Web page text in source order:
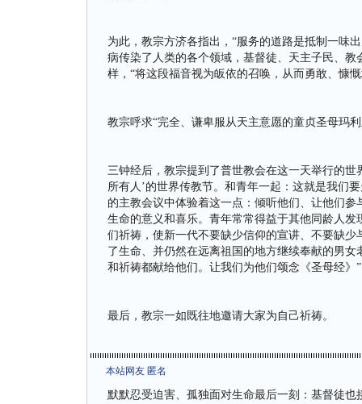
为此，教宗方济各指出，“服务的道路是抵制一味
病传染了人类的各个领域，基督徒、天主子民、
样，“将这段福音视为皈依的召唤，从而勇敢、慷
教宗呼求“完全、谦卑服从天主意愿的童贞圣母玛
三钟经后，教宗提到了普世教会在这一天举行的
所有人’的世界传教节。和青年一起：这就是我们
的主教会议中体验着这一点：倾听他们、让他们
生命的意义和喜乐。青年常常得益于其他同龄人
们祈祷，使新一代不要缺少信仰的宣讲、不要缺
了生命、并仍然在远离祖国的地方继续奉献的男
和祈祷都献给他们。让我们为他们颂念《圣母经》
最后，教宗一如既往地邀请大家为自己祈祷。
本站网友 匿名
默默忍受迫害、孤独面对生命最后一刻：基督徒也